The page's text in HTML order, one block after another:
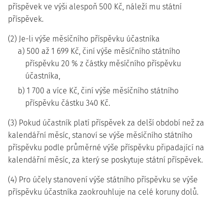
příspěvek ve výši alespoň 500 Kč, náleží mu státní
příspěvek.
(2) Je-li výše měsíčního příspěvku účastníka
a) 500 až 1 699 Kč, činí výše měsíčního státního
příspěvku 20 % z částky měsíčního příspěvku
účastníka,
b) 1 700 a více Kč, činí výše měsíčního státního
příspěvku částku 340 Kč.
(3) Pokud účastník platí příspěvek za delší období než za
kalendářní měsíc, stanoví se výše měsíčního státního
příspěvku podle průměrné výše příspěvku připadající na
kalendářní měsíc, za který se poskytuje státní příspěvek.
(4) Pro účely stanovení výše státního příspěvku se výše
příspěvku účastníka zaokrouhluje na celé koruny dolů.